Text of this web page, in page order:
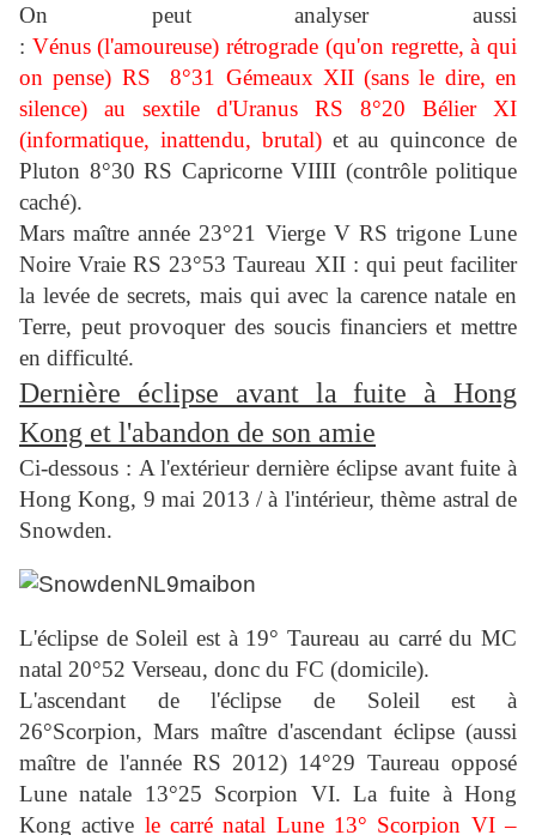
On peut analyser aussi
: Vénus(l'amoureuse)rétrograde (qu'on regrette, à qui
on pense) RS 8°31 Gémeaux XII (sans le dire, en
silence) au sextile d'Uranus RS 8°20 Bélier XI
(informatique, inattendu, brutal)et au quinconce de
Pluton 8°30 RS Capricorne VIIII (contrôle politique
caché).
Mars maître année 23°21 Vierge V RS trigone Lune
Noire Vraie RS 23°53 Taureau XII : qui peut faciliter
la levée de secrets, mais qui avec la carence natale en
Terre, peut provoquer des soucis financiers et mettre
en difficulté.
Dernière éclipse avant la fuite à Hong
Kong et l'abandon de son amie
Ci-dessous : A l'extérieur dernière éclipse avant fuite à
Hong Kong, 9 mai 2013 / à l'intérieur, thème astral de
Snowden.
L'éclipse de Soleil est à 19° Taureau au carré du MC
natal 20°52 Verseau, donc du FC (domicile).
L'ascendant de l'éclipse de Soleil est à
26°Scorpion,Mars maître d'ascendant éclipse (aussi
maître de l'année RS 2012) 14°29 Taureau opposé
Lune natale 13°25 Scorpion VI. La fuite à Hong
Kong active le carré natal Lune 13° Scorpion VI –